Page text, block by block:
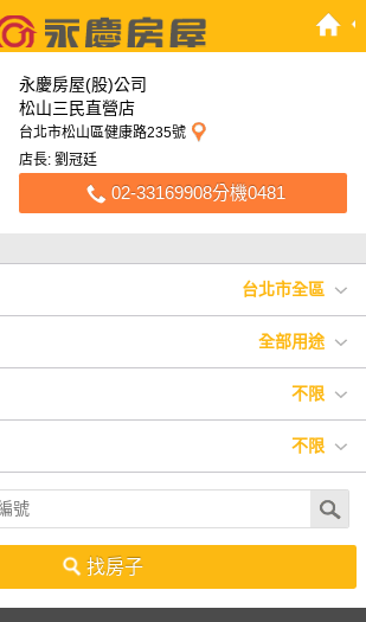
永慶房屋(股)公司
松山三民直營店
台北市松山區健康路235號
店長: 劉冠廷
02-33169908分機0481
台北市全區
全部用途
其他不限
不限
20坪-30坪 30坪-40坪
40坪-50坪
找房子